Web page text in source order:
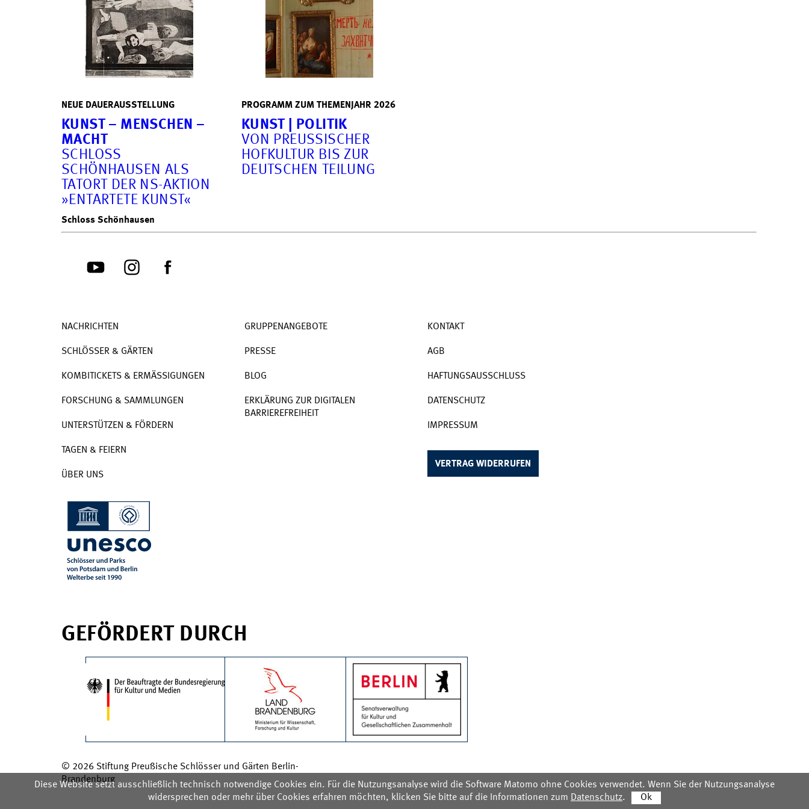
NEUE DAUERAUSSTELLUNG
KUNST – MENSCHEN –
MACHT
SCHLOSS
SCHÖNHAUSEN ALS
TATORT DER NS-AKTION
»ENTARTETE KUNST«
Schloss Schönhausen
PROGRAMM ZUM THEMENJAHR 2026
KUNST | POLITIK
VON PREUSSISCHER H
OFKULTUR BIS ZUR D
EUTSCHEN TEILUNG
NACHRICHTEN
SCHLÖSSER & GÄRTEN
KOMBITICKETS & ERMÄSSIGUNGEN
FORSCHUNG & SAMMLUNGEN
UNTERSTÜTZEN & FÖRDERN
TAGEN & FEIERN
ÜBER UNS
GRUPPENANGEBOTE
PRESSE
BLOG
ERKLÄRUNG ZUR DIGITALEN
BARRIEREFREIHEIT
KONTAKT
AGB
HAFTUNGSAUSSCHLUSS
DATENSCHUTZ
IMPRESSUM
VERTRAG WIDERRUFEN
GEFÖRDERT DURCH
© 2026 Stiftung Preußische Schlösser und Gärten Berlin-
Brandenburg
Diese Website setzt ausschließlich technisch notwendige Cookies ein. Für die Nutzungsanalyse wird die Software Matomo ohne Cookies verwendet. Wenn Sie der Nutzungsanalyse
widersprechen oder mehr über Cookies erfahren möchten, klicken Sie bitte auf die Informationen zum Datenschutz. Ok